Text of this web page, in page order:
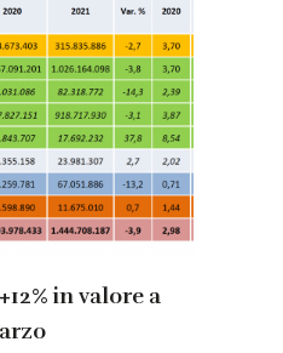
in valore a